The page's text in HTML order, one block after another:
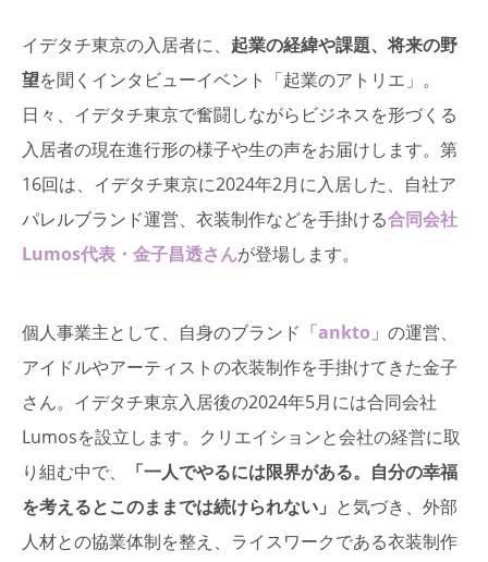
イデタチ東京の入居者に、 起業の経緯や課題、将来の野
望を聞くインタビューイベント「起業のアトリエ」。
日々、イデタチ東京で奮闘しながらビジネスを形づくる
入居者の現在進行形の様子や生の声をお届けします。第
16回は、イデタチ東京に2024年2月に入居した、自社ア
パレルブランド運営、衣装制作などを手掛ける合同会社
Lumos代表・金子昌透さんが登場します。
個人事業主として、自身のブランド 「ankto」 の運営、
アイドルやアーティストの衣装制作を手掛けてきた金子
さん。イデタチ東京入居後の2024年5月には合同会社
Lumosを設立します。クリエイションと会社の経営に取
り組む中で、
「一人でやるには限界がある。自分の幸福
を考えるとこのままでは続けられない」 と気づき、外部
人材との協業体制を整え、ライスワークである衣装制作